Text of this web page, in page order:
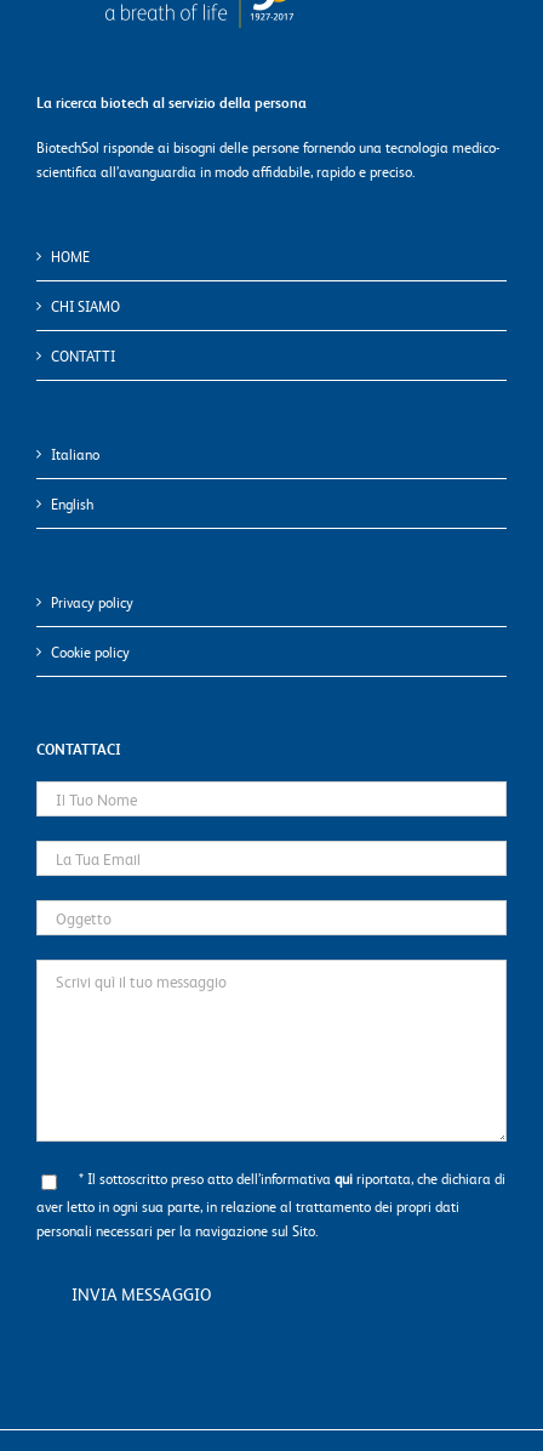
La ricerca biotech al servizio della persona
BiotechSol risponde ai bisogni delle persone fornendo una tecnologia medico-
scientifica all’avanguardia in modo affidabile, rapido e preciso.
HOME
CHI SIAMO
CONTATTI
Italiano
English
Privacy policy
Cookie policy
CONTATTACI
* Il sottoscritto preso atto dell’informativa quiriportata, che dichiara di
aver letto in ogni sua parte, in relazione al trattamento dei propri dati
personali necessari per la navigazione sul Sito.